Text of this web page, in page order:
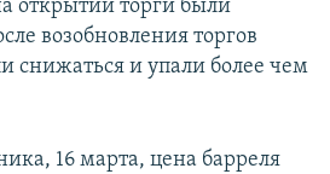
открытии торги были
возобновления торгов
снижаться и упали более чем
16 марта, цена барреля